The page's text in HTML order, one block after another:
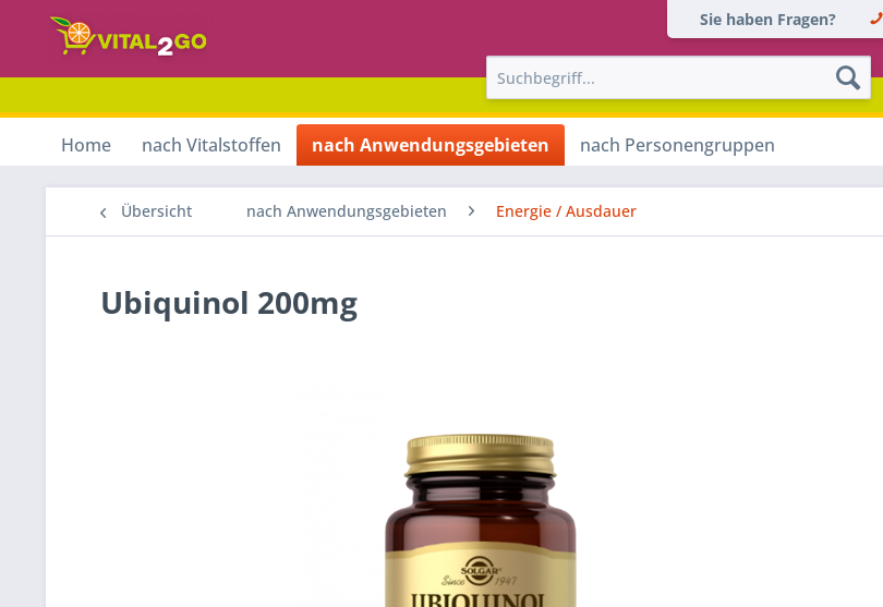
Sie haben Fragen?
Home nach Vitalstoffen nach Anwendungsgebieten nach Personengruppen
Übersicht nach Anwendungsgebieten Energie / Ausdauer
Ubiquinol 200mg